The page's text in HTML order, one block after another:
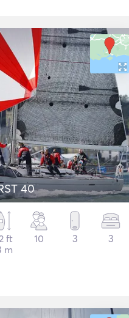
40
ft
m
10 3 3